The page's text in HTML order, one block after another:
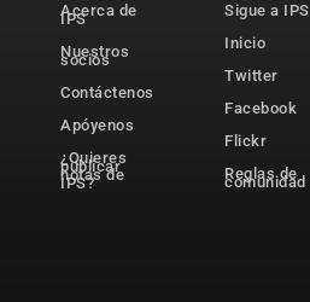
Acerca de
IPS
Nuestros
socios
Contáctenos
Apóyenos
¿Quieres
publicar
notas de
IPS?
Sigue a IPS
Inicio
Twitter
Facebook
Flickr
Reglas de
comunidad